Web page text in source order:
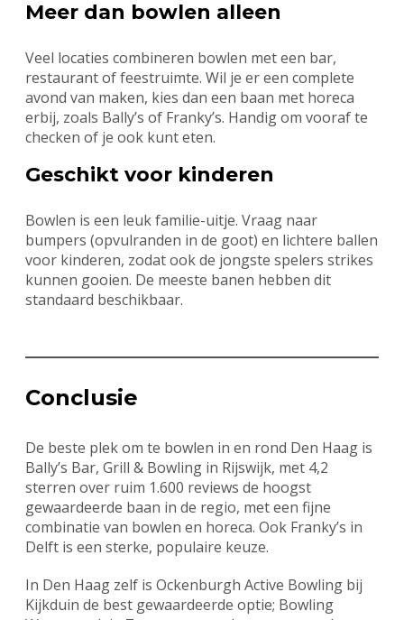
Meer dan bowlen alleen
Veel locaties combineren bowlen met een bar,
restaurant of feestruimte. Wil je er een complete
avond van maken, kies dan een baan met horeca
erbij, zoals Bally’s of Franky’s. Handig om vooraf te
checken of je ook kunt eten.
Geschikt voor kinderen
Bowlen is een leuk familie-uitje. Vraag naar
bumpers (opvulranden in de goot) en lichtere ballen
voor kinderen, zodat ook de jongste spelers strikes
kunnen gooien. De meeste banen hebben dit
standaard beschikbaar.
Conclusie
De beste plek om te bowlen in en rond Den Haag is
Bally’s Bar, Grill & Bowling in Rijswijk, met 4,2
sterren over ruim 1.600 reviews de hoogst
gewaardeerde baan in de regio, met een fijne
combinatie van bowlen en horeca. Ook Franky’s in
Delft is een sterke, populaire keuze.
In Den Haag zelf is Ockenburgh Active Bowling bij
Kijkduin de best gewaardeerde optie; Bowling